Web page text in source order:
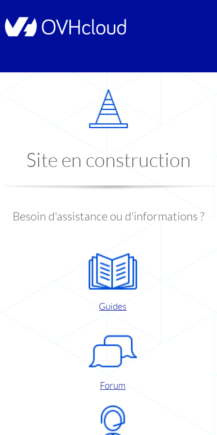
Site en construction
Besoin d'assistance ou d'informations ?
Guides
Forum